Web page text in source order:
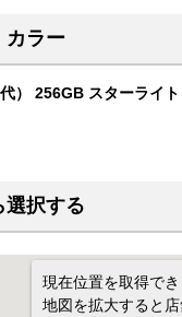
カラー
） 256GB スターライト
選択する
現在位置を取得でき
地図を拡大すると店